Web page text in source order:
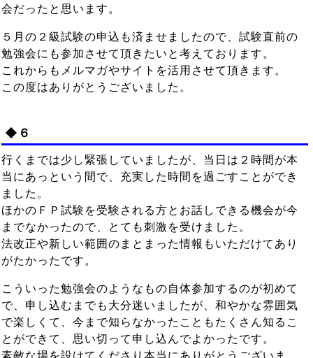
会だったと思います。
５月の２級試験の申込も済ませましたので、試験直前の
勉強会にも参加させて頂きたいと考えております。
これからもメルマガやサイトを活用させて頂きます。
この度はありがとうございました。
◆６
行くまでは少し緊張していましたが、当日は２時間が本
当にあっという間で、充実した時間を過ごすことができ
ました。
ほかのＦＰ試験を受験される方とお話しできる機会が今
までなかったので、とても刺激を受けました。
法改正や新しい範囲のまとまった情報もいただけてあり
がたかったです。
こういった勉強会のようなもの自体参加するのが初めて
で、申し込むまでも大分迷いましたが、和やかな雰囲気
で楽しくて、今まで知らなかったこともたくさん知るこ
とができて、思い切って申し込んでよかったです。